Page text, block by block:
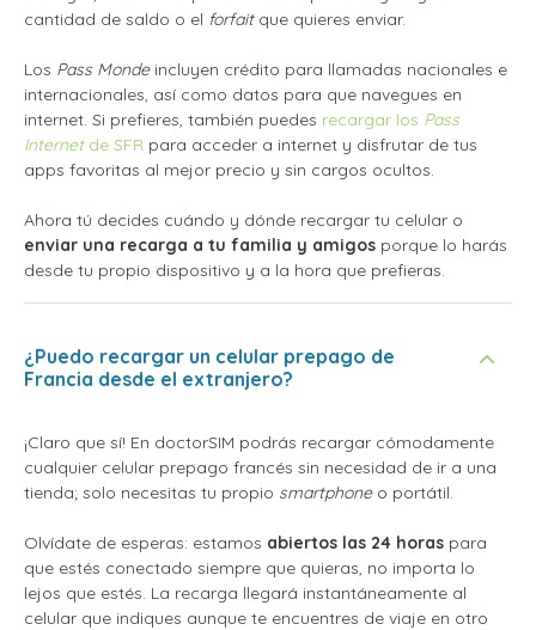
cantidad de saldo o el forfaitque quieres enviar.
Los Pass Mondeincluyen crédito para llamadas nacionales e
internacionales, así como datos para que navegues en
internet. Si prefieres, también puedes recargar los Pass
Internetde SFR para acceder a internet y disfrutar de tus
apps favoritas al mejor precio y sin cargos ocultos.
Ahora tú decides cuándo y dónde recargar tu celular o
enviar una recarga a tu familia y amigos porque lo harás
desde tu propio dispositivo y a la hora que prefieras.
¿Puedo recargar un celular prepago de
Francia desde el extranjero?
¡Claro que sí! En doctorSIM podrás recargar cómodamente
cualquier celular prepago francés sin necesidad de ir a una
tienda; solo necesitas tu propio smartphoneo portátil.
Olvídate de esperas: estamos abiertos las 24 horas para
que estés conectado siempre que quieras, no importa lo
lejos que estés. La recarga llegará instantáneamente al
celular que indiques aunque te encuentres de viaje en otro